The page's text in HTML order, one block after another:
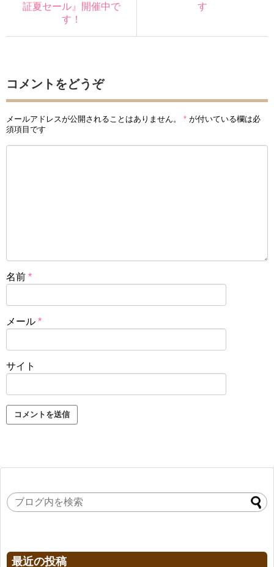
証夏セール』開催中で
す！
す
コメントをどうぞ
メールアドレスが公開されることはありません。 * が付いている欄は必
須項目です
名前 *
メール *
サイト
最近の投稿